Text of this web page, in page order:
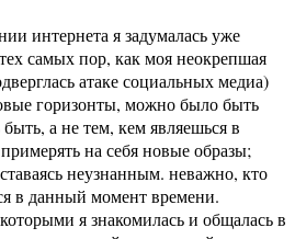
интернета я задумалась уже
самых пор, как моя неокрепшая
атаке социальных медиа)
горизонты, можно было быть
а не тем, кем являешься в
на себя новые образы;
неузнанным. неважно, кто
в данный момент времени.
я знакомилась и общалась в